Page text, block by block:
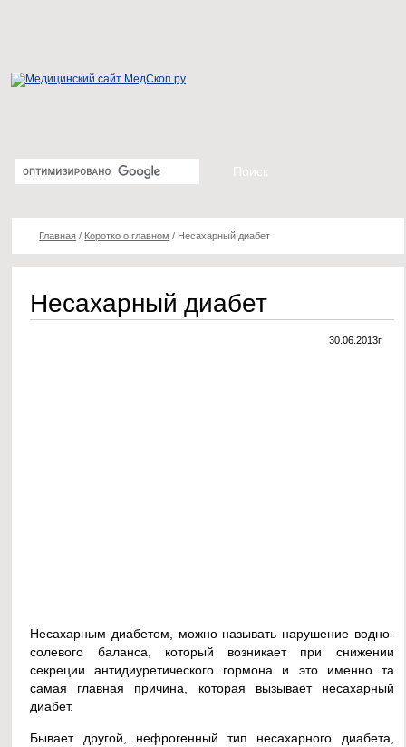
Главная / Коротко о главном / Несахарный диабет
Несахарный диабет
30.06.2013г.
Несахарным диабетом, можно называть нарушение водно-
солевого баланса, который возникает при снижении
секреции антидиуретического гормона и это именно та
самая главная причина, которая вызывает несахарный
диабет.
Бывает другой, нефрогенный тип несахарного диабета,